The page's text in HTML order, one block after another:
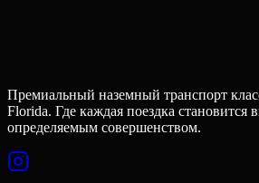
Премиальный наземный транспорт
Florida. Где каждая поездка становится
определяемым совершенством.